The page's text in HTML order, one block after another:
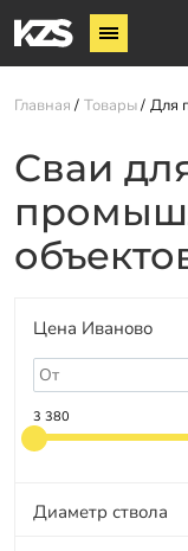
Винтовые сваи
О компании
Новости
Партнёрам
Доставка
Оплата
Отзывы
Гарантии
Главная Товары Для
Сваи
Цена Иваново
3 380
Диаметр ствола